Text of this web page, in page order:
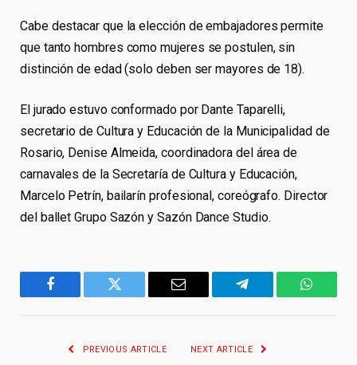
Cabe destacar que la elección de embajadores permite
que tanto hombres como mujeres se postulen, sin
distinción de edad (solo deben ser mayores de 18).
El jurado estuvo conformado por Dante Taparelli,
secretario de Cultura y Educación de la Municipalidad de
Rosario, Denise Almeida, coordinadora del área de
carnavales de la Secretaría de Cultura y Educación,
Marcelo Petrín, bailarín profesional, coreógrafo. Director
del ballet Grupo Sazón y Sazón Dance Studio.
Facebook Twitter Email Telegram
PREVIOUS ARTICLE NEXT ARTICLE